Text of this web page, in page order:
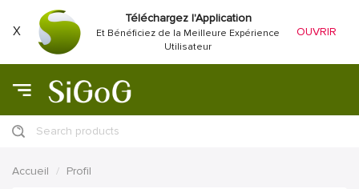
X
Téléchargez l'Application
Et Bénéficiez de la Meilleure Expérience
Utilisateur
OUVRIR
Search products
Accueil Profil